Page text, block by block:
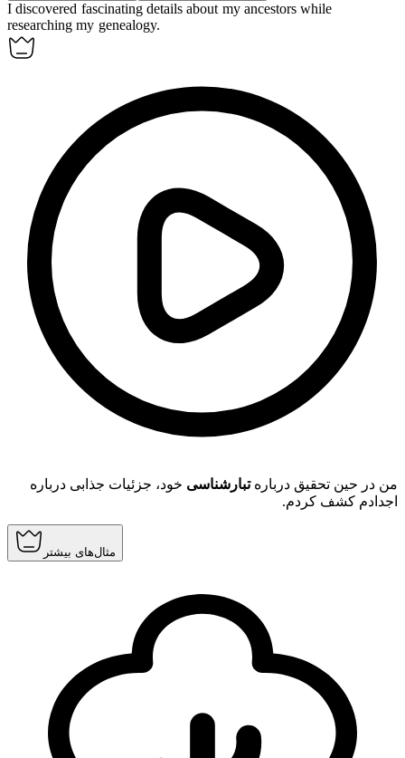
I discovered fascinating details about my ancestors while
researching my genealogy.
من در حین تحقیق دربارهتبارشناسی خود، جزئیات جذابی درباره
اجدادم کشف کردم.
مثال‌های بیشتر